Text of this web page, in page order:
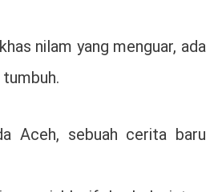
nilam yang menguar, ada
Aceh, sebuah cerita baru